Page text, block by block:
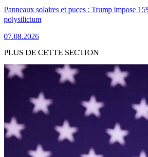
Panneaux solaires et puces : Trump impose
polysilicium
07.08.2026
PLUS DE CETTE SECTION